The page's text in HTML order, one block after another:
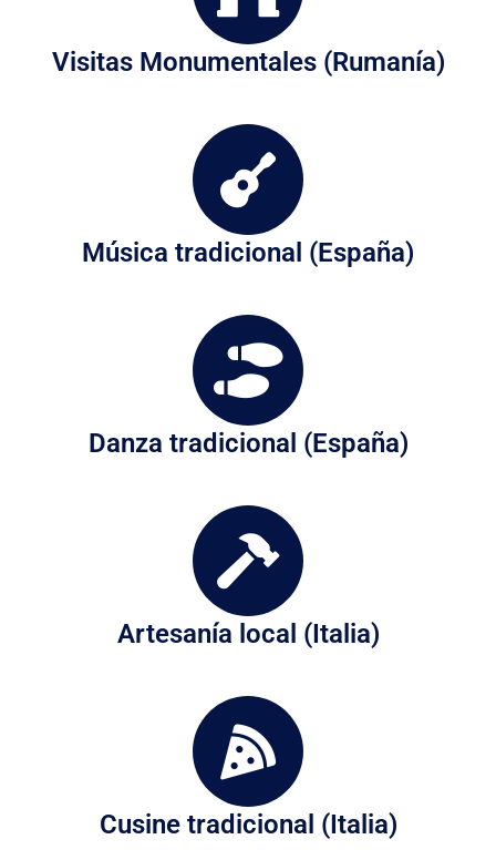
Visitas Monumentales (Rumanía)
Música tradicional (España)
Danza tradicional (España)
Artesanía local (Italia)
Cusine tradicional (Italia)